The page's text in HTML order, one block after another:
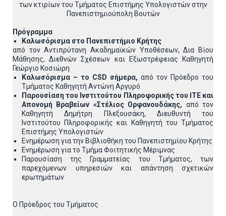
των κτιρίων του Τμήματος Επιστήμης Υπολογιστών στην
Πανεπιστημιούπολη Βουτών
Πρόγραμμα
Καλωσόρισμα στο Πανεπιστήμιο Κρήτης
από τον Αντιπρύτανη Ακαδημαϊκών Υποθέσεων, Δια Βίου
Μάθησης, Διεθνών Σχέσεων και Εξωστρέφειας Καθηγητή
Γεώργιο Κοσιώρη
Καλωσόρισμα – το CSD σήμερα, από τον Πρόεδρο του
Τμήματος Καθηγητή Αντώνη Αργυρό
Παρουσίαση του Ινστιτούτου Πληροφορικής του ΙΤΕ και
Απονομή Βραβείων «Στέλιος Ορφανουδάκης, από τον
Καθηγητή Δημήτρη Πλεξουσάκη, Διευθυντή του
Ινστιτούτου Πληροφορικής και Καθηγητή του Τμήματος
Επιστήμης Υπολογιστών
Ενημέρωση για την Βιβλιοθήκη του Πανεπιστημίου Κρήτης
Ενημέρωση για το Τμήμα Φοιτητικής Μέριμνας
Παρουσίαση της Γραμματείας του Τμήματος, των
παρεχόμενων υπηρεσιών και απάντηση σχετικών
ερωτημάτων
Ο Πρόεδρος του Τμήματος